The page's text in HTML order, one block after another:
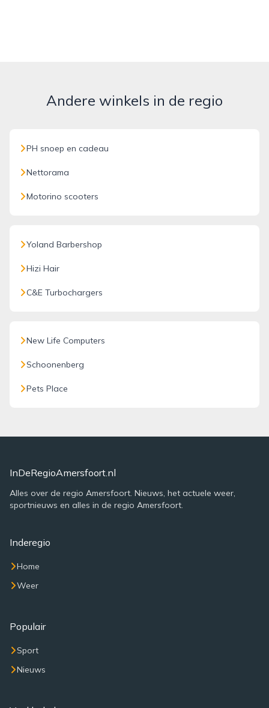
Andere winkels in de regio
PH snoep en cadeau
Nettorama
Motorino scooters
Yoland Barbershop
Hizi Hair
C&E Turbochargers
New Life Computers
Schoonenberg
Pets Place
InDeRegioAmersfoort.nl
Alles over de regio Amersfoort. Nieuws, het actuele weer,
sportnieuws en alles in de regio Amersfoort.
Inderegio
Home
Weer
Populair
Sport
Nieuws